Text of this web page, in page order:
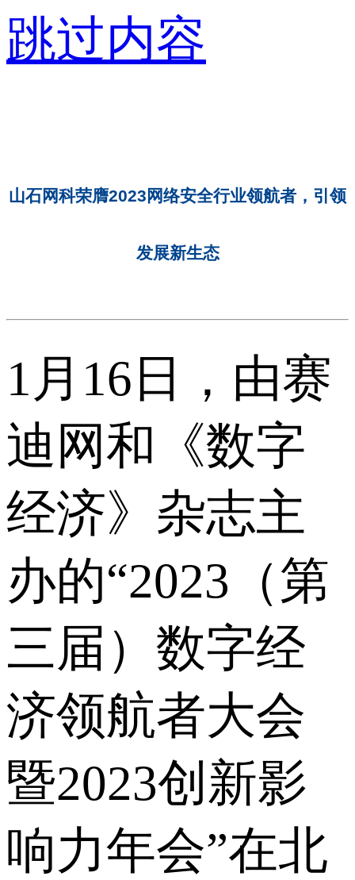
跳过内容
山石网科荣膺2023网络安全行业领航者，引领
发展新生态
1月16日，由赛
迪网和《数字
经济》杂志主
办的“2023（第
三届）数字经
济领航者大会
暨2023创新影
响力年会”在北